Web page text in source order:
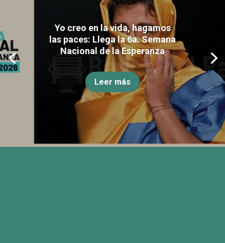
Yo creo en la vida, hagamos
las paces: Llega la 6a. Semana
Nacional de la Esperanza
Leer más